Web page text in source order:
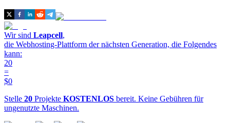
Wir sind Leapcell,
die Webhosting-Plattform der nächsten Generation, die Folgendes
kann:
20
=
$0
Stelle 20 Projekte KOSTENLOS bereit. Keine Gebühren für
ungenutzte Maschinen.